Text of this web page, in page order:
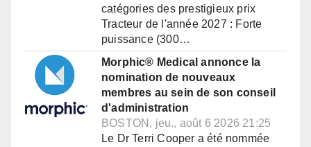
catégories des prestigieux prix
Tracteur de l'année 2027 : Forte
puissance (300…
Morphic® Medical annonce la
nomination de nouveaux
membres au sein de son conseil
d'administration
BOSTON, jeu., août 6 2026 21:25
Le Dr Terri Cooper a été nommée